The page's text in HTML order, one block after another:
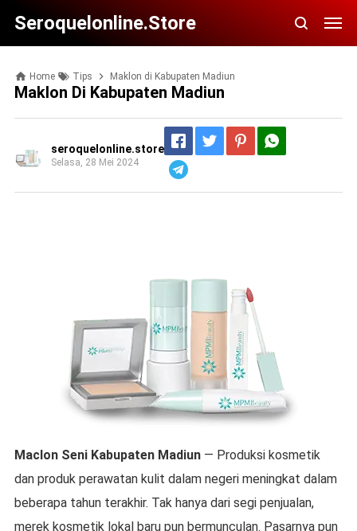
Seroquelonline.store
Home Tips Maklon di Kabupaten Madiun
Maklon Di Kabupaten Madiun
seroquelonline.store
Selasa, 28 Mei 2024
Maclon Seni Kabupaten Madiun— Produksi kosmetik
dan produk perawatan kulit dalam negeri meningkat dalam
beberapa tahun terakhir. Tak hanya dari segi penjualan,
merek kosmetik lokal baru pun bermunculan. Pasarnya pun